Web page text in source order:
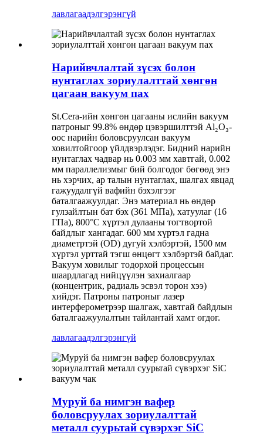
лавлагаадэлгэрэнгүй
Нарийвчлалтай зүсэх болон
нунтаглах зориулалттай хөнгөн
цагаан вакуум пах
St.Cera-ийн хөнгөн цагааны ислийн вакуум
патроныг 99.8% өндөр цэвэршилттэй Al₂O₃-
оос нарийн боловсруулсан вакуум
ховилтойгоор үйлдвэрлэдэг. Бидний нарийн
нунтаглах чадвар нь 0.003 мм хавтгай, 0.002
мм параллелизмыг бий болгодог бөгөөд энэ
нь хэрчих, ар талын нунтаглах, шалгах явцад
гажуудалгүй вафийн бэхэлгээг
баталгаажуулдаг. Энэ материал нь өндөр
гулзайлтын бат бэх (361 МПа), хатуулаг (16
ГПа), 800°C хүртэл дулааны тогтвортой
байдлыг хангадаг. 600 мм хүртэл гадна
диаметртэй (OD) дугуй хэлбэртэй, 1500 мм
хүртэл урттай тэгш өнцөгт хэлбэртэй байдаг.
Вакуум ховилыг тодорхой процессын
шаардлагад нийцүүлэн захиалгаар
(концентрик, радиаль эсвэл торон хээ)
хийдэг. Патроны патроныг лазер
интерферометрээр шалгаж, хавтгай байдлын
баталгаажуулалтын тайлантай хамт өгдөг.
лавлагаадэлгэрэнгүй
Муруй ба нимгэн вафер
боловсруулах зориулалттай
металл суурьтай сүвэрхэг SiC